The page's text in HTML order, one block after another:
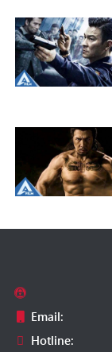
Email:
Hotline: